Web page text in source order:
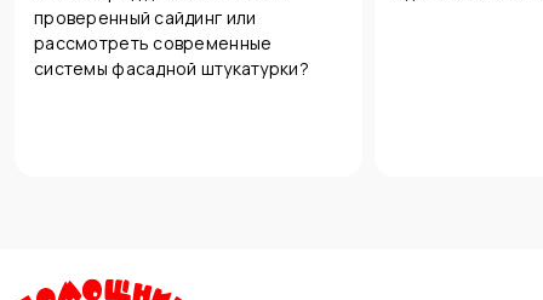
проверенный сайдинг или
рассмотреть современные
системы фасадной штукатурки?